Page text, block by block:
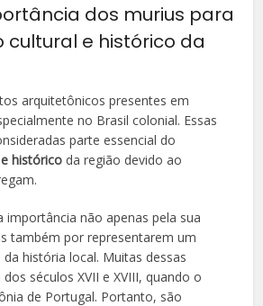
dos murius para
cultural e histórico da
arquitetônicos presentes em
no Brasil colonial. Essas
parte essencial do
histórico da região devido ao
importância não apenas pela sua
também por representarem um
história local. Muitas dessas
séculos XVII e XVIII, quando o
de Portugal. Portanto, são